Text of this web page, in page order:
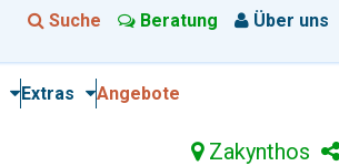
Suche Beratung Über uns
Extras Angebote
Zakynthos